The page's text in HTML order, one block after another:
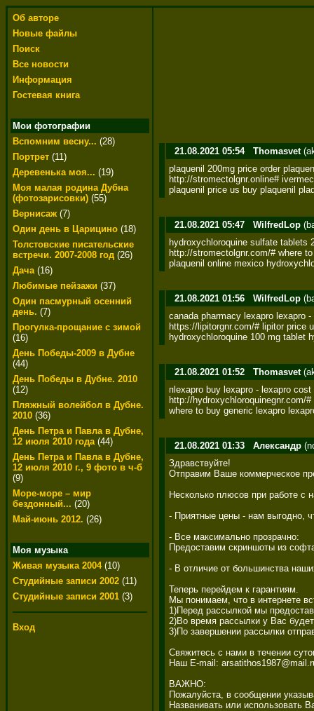
Об авторе
Новые файлы
Поиск
Все новости
Информация
Гостевая книга
Мои фотографии
Вспомним весну... (28)
Портрет (11)
Деревенька моя... (19)
Моя малая родина Дубна
(фотозарисовки) (55)
Вернисаж (7)
Один день в Царицино (18)
Толстовские писательские
встречи. 2007-2008 год (26)
Дача(16)
Любимые пейзажи (37)
Один пасмурный осенний
день. (7)
Прогулка-прощание с зимой
(16)
День Победы-2009 в Дубне
(44)
День Победы в Дубне. 2010
(12)
Пляжный волейбол в Дубне.
2010 (36)
День Петра и Павла в Дубне,
12 июля 2010 года(44)
День Петра и Павла в Дубне,
12 июля 2010 г., 9 фото в ч-б
(9)
Море-море – мир
бездонный... (20)
Май-июнь 2012. (26)
Моя музыка
Живая музыка 2004(10)
Студийные записи 2002 (11)
Студийные записи 2001 (3)
Вход
21.08.2021 05:54 Thomasvet
plaquenil 200mg price order
http://stromectolgnr.online#
plaquenil price us buy plaquenil
21.08.2021 05:47 WilfredLop
hydroxychloroquine sulfate tablets
http://stromectolgnr.com/# where
plaquenil online mexico
21.08.2021 01:56 WilfredLop
canada pharmacy lexapro lexapro
https://lipitorgnr.com/# lipitor price
hydroxychloroquine 100 mg tablet
21.08.2021 01:52 Thomasvet
пlexapro buy lexapro - lexapro
http://hydroxychloroquinegnr.com/
where to buy generic lexapro
21.08.2021 01:33 Александр
Здравствуйте!
Отправим Ваше коммерческое
Несколько плюсов при работе с
- Приятные цены - нам выгодно,
- Все максимально прозрачно:
Предоставим скриншоты из
- В отличие от большинства
Теперь перейдем к гарантиям.
Мы понимаем, что в интернете
1)Перед рассылкой мы
2)Во время рассылки у Вас
3)По завершении рассылки
Свяжитесь с нами в течении
Наш E-mail:
ВАЖНО:
Пожалуйста, в сообщении
Названивать или использовать